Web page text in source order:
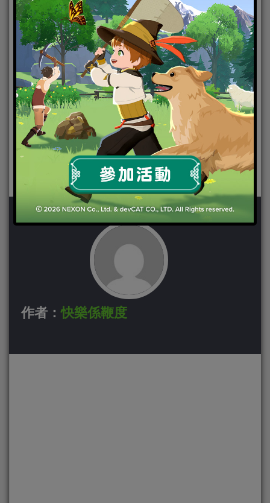
bugs及其他系統都已經優化處理。
●遊戲平衡 ─ 子彈擴散範圍的準確度，武器及載具的
噪音、部份武器的十字准星設計也已經進行優化。
想知道更多細節，請點擊影片以獲得更多《PUBG
MOBILE》 0.9.0 版的更新。
專頁連結:
https://pubgmobile.com/en/event/halloweeks/?
utm_source=090PR
0.9.0 更新資料片: https://www.youtube.com/watch?
v=Dbmw2MLegF4
作者：快樂係鞭度